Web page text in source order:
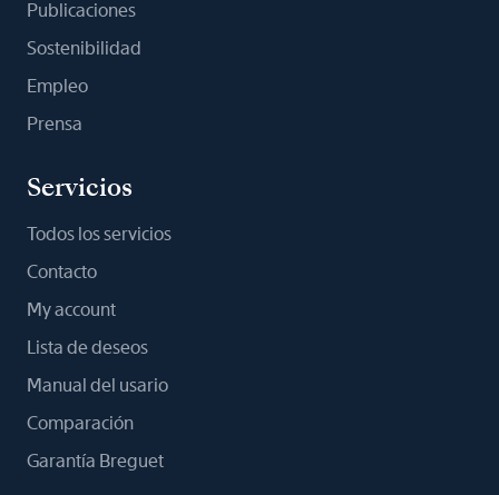
Publicaciones
Sostenibilidad
Empleo
Prensa
Servicios
Todos los servicios
Contacto
My account
Lista de deseos
Manual del usario
Comparación
Garantía Breguet